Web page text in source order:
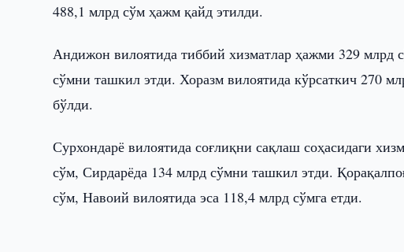
488,1 млрд сўм ҳажм қайд этилди.
Андижон вилоятида тиббий хизматлар ҳажми 329 млрд
сўмни ташкил этди. Хоразм вилоятида кўрсаткич 270
бўлди.
Сурхондарё вилоятида соғлиқни сақлаш соҳасидаги
сўм, Сирдарёда 134 млрд сўмни ташкил этди.
сўм, Навоий вилоятида эса 118,4 млрд сўмга етди.